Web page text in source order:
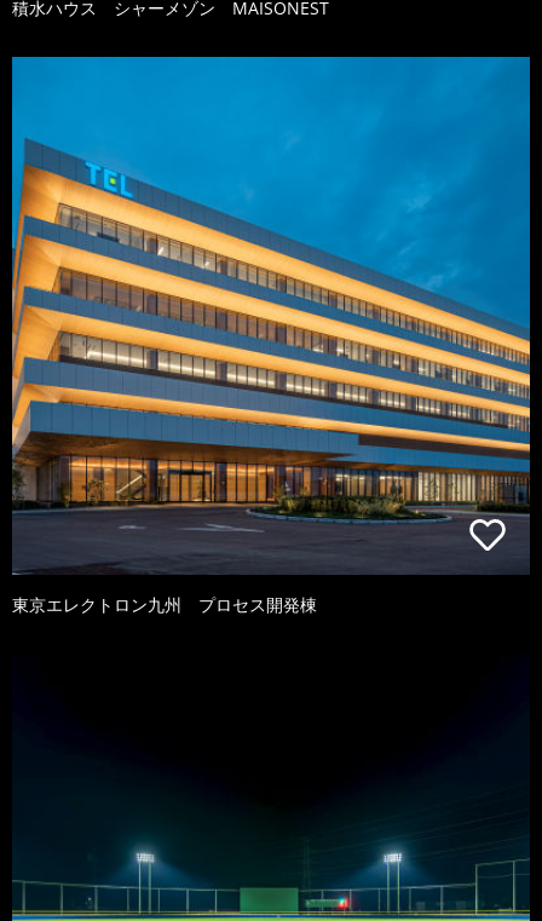
積水ハウス シャーメゾン MAISONEST
東京エレクトロン九州 プロセス開発棟